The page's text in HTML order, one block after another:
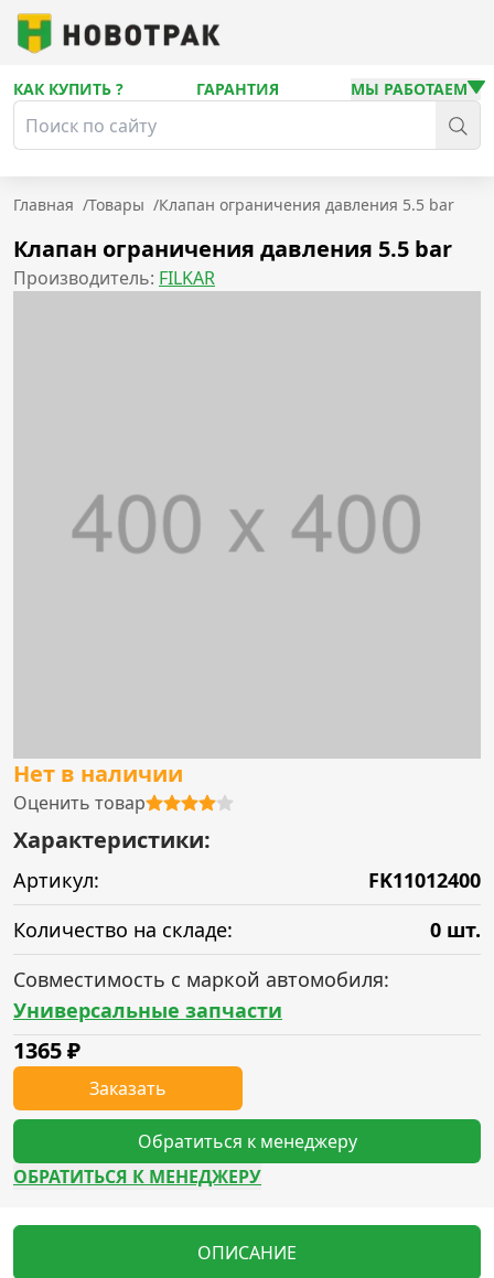
КАК КУПИТЬ ? ГАРАНТИЯ МЫ РАБОТАЕМ
Главная /Товары /Клапан ограничения давления 5.5 bar
Клапан ограничения давления 5.5 bar
Производитель: FILKAR
Нет в наличии
Оценить товар
Характеристики:
Артикул:
FK11012400
Количество на складе:
0 шт.
Совместимость с маркой автомобиля:
Универсальные запчасти
1365₽
Заказать
Обратиться к менеджеру
ОБРАТИТЬСЯ К МЕНЕДЖЕРУ
ОПИСАНИЕ